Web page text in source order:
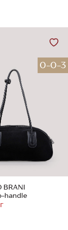
0-0-3
BRANI
handle